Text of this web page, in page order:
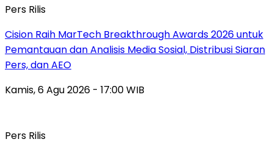
Pers Rilis
Cision Raih MarTech Breakthrough Awards 2026 untuk
Pemantauan dan Analisis Media Sosial, Distribusi Siaran
Pers, dan AEO
Kamis, 6 Agu 2026 - 17:00 WIB
Pers Rilis